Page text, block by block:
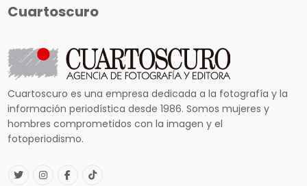
Cuartoscuro
Cuartoscuro es una empresa dedicada a la fotografía y la
información periodística desde 1986. Somos mujeres y
hombres comprometidos con la imagen y el
fotoperiodismo.